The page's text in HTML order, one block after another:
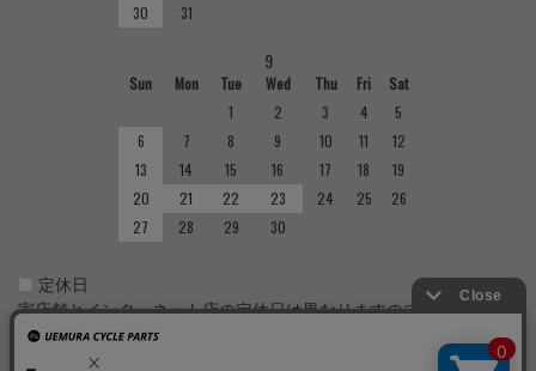
30
31
9
Sun Mon Tue Wed Thu Fri
Sat
1
2 3 4
5
6
7 8 9 10 11
12
13
14 15 16 17 18
19
20
21 22 23 24 25
26
27
28 29 30
定休日
実店舗とインターネット店の定休日は異なりますのでご注意くだ
さい。実店舗の定休日については店舗紹介をご確認ください。